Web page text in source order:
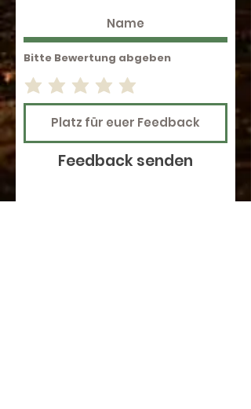
Bitte Bewertung abgeben
Feedback senden